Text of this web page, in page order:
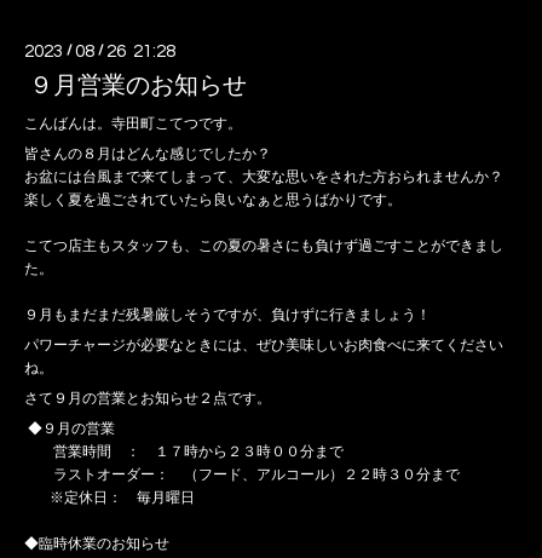
2023 /08 / 26 21:28
９月営業のお知らせ
こんばんは。寺田町こてつです。
皆さんの８月はどんな感じでしたか？
お盆には台風まで来てしまって、大変な思いをされた方おられませんか？
楽しく夏を過ごされていたら良いなぁと思うばかりです。
こてつ店主もスタッフも、この夏の暑さにも負けず過ごすことができまし
た。
９月もまだまだ残暑厳しそうですが、負けずに行きましょう！
パワーチャージが必要なときには、ぜひ美味しいお肉食べに来てください
ね。
さて９月の営業とお知らせ２点です。
◆９月の営業
営業時間 ： １７時から２３時００分まで
ラストオーダー： （フード、アルコール）２２時３０分まで
※定休日： 毎月曜日
◆臨時休業のお知らせ